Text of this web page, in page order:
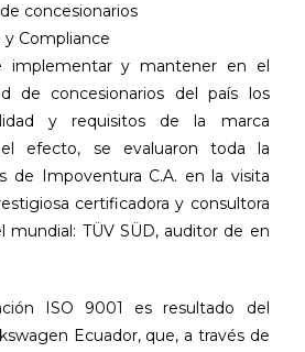
concesionarios
y Compliance
implementar y mantener en el
de concesionarios del país los
y requisitos de la marca
el efecto, se evaluaron toda la
de Impoventura C.A. en la visita
certificadora y consultora
mundial: TÜV SÜD, auditor de en
ISO 9001 es resultado del
Ecuador, que, a través de